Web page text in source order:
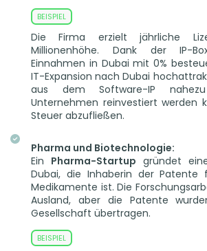
Die Firma erzielt jährliche
Millionenhöhe. Dank der IP-
Einnahmen in Dubai mit 0%
IT-Expansion nach Dubai
aus dem Software-IP
Unternehmen reinvestiert werden
Steuer abzufließen.
Pharma und Biotechnologie:
Ein Pharma-Startup gründet
Dubai, die Inhaberin der Patente
Medikamente ist. Die
Ausland, aber die Patente
Gesellschaft übertragen.